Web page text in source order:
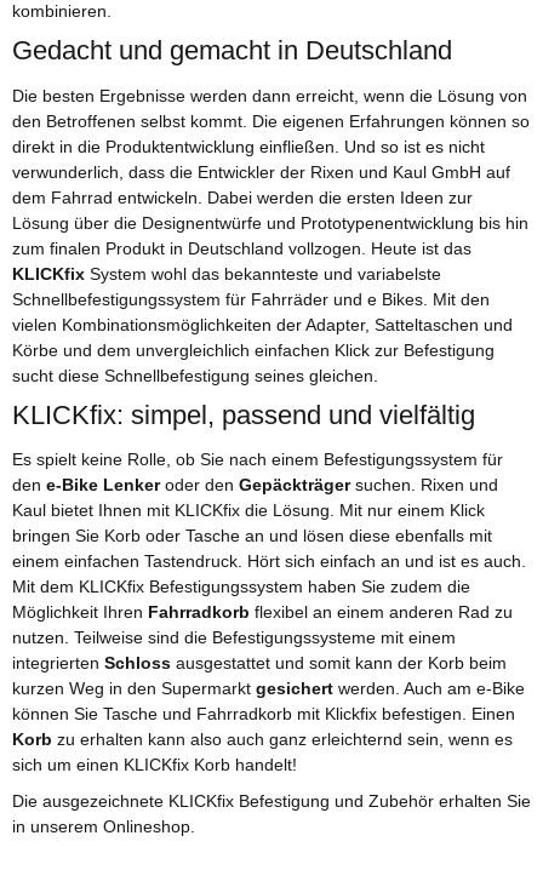
kombinieren.
Gedacht und gemacht in Deutschland
Die besten Ergebnisse werden dann erreicht, wenn die Lösung von
den Betroffenen selbst kommt. Die eigenen Erfahrungen können so
direkt in die Produktentwicklung einfließen. Und so ist es nicht
verwunderlich, dass die Entwickler der Rixen und Kaul GmbH auf
dem Fahrrad entwickeln. Dabei werden die ersten Ideen zur
Lösung über die Designentwürfe und Prototypenentwicklung bis hin
zum finalen Produkt in Deutschland vollzogen. Heute ist das
KLICKfix System wohl das bekannteste und variabelste
Schnellbefestigungssystem für Fahrräder und e Bikes. Mit den
vielen Kombinationsmöglichkeiten der Adapter, Satteltaschen und
Körbe und dem unvergleichlich einfachen Klick zur Befestigung
sucht diese Schnellbefestigung seines gleichen.
KLICKfix: simpel, passend und vielfältig
Es spielt keine Rolle, ob Sie nach einem Befestigungssystem für
den e-Bike Lenkeroder den Gepäckträgersuchen. Rixen und
Kaul bietet Ihnen mit KLICKfix die Lösung. Mit nur einem Klick
bringen Sie Korb oder Tasche an und lösen diese ebenfalls mit
einem einfachen Tastendruck. Hört sich einfach an und ist es auch.
Mit dem KLICKfix Befestigungssystem haben Sie zudem die
Möglichkeit Ihren Fahrradkorb flexibel an einem anderen Rad zu
nutzen. Teilweise sind die Befestigungssysteme mit einem
integrierten Schloss ausgestattet und somit kann der Korb beim
kurzen Weg in den Supermarkt gesichert werden. Auch am e-Bike
können Sie Tasche und Fahrradkorb mit Klickfix befestigen. Einen
Korb zu erhalten kann also auch ganz erleichternd sein, wenn es
sich um einen KLICKfix Korb handelt!
Die ausgezeichnete KLICKfix Befestigung und Zubehör erhalten Sie
in unserem Onlineshop.